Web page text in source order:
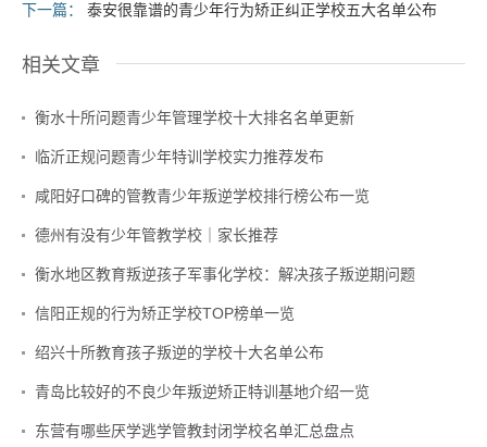
下一篇：
泰安很靠谱的青少年行为矫正纠正学校五大名单公布
相关文章
衡水十所问题青少年管理学校十大排名名单更新
临沂正规问题青少年特训学校实力推荐发布
咸阳好口碑的管教青少年叛逆学校排行榜公布一览
德州有没有少年管教学校｜家长推荐
衡水地区教育叛逆孩子军事化学校：解决孩子叛逆期问题
信阳正规的行为矫正学校TOP榜单一览
绍兴十所教育孩子叛逆的学校十大名单公布
青岛比较好的不良少年叛逆矫正特训基地介绍一览
东营有哪些厌学逃学管教封闭学校名单汇总盘点